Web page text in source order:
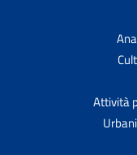
Attività